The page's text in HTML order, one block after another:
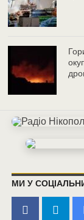
МИ У